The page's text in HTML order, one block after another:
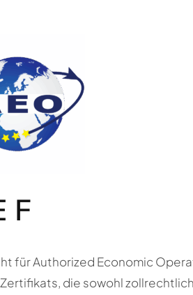
F
für Authorized Economic
die sowohl